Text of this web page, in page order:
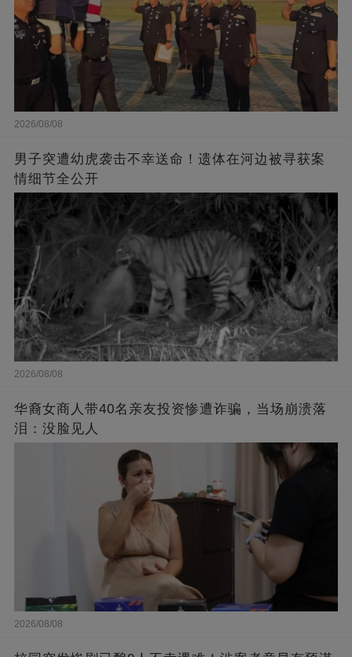
2026/08/08
男子突遭幼虎袭击不幸送命！遗体在河边被寻获案
情细节全公开
2026/08/08
华裔女商人带40名亲友投资惨遭诈骗，当场崩溃落
泪：没脸见人
2026/08/08